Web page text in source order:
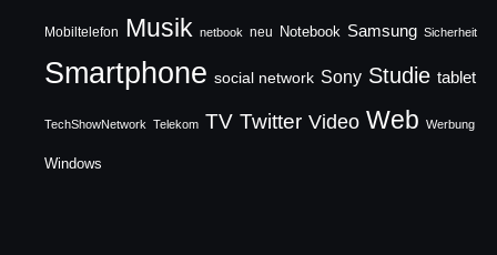
Mobiltelefon Musik netbook neu Notebook Samsung Sicherheit
Smartphone social network Sony Studie tablet
TechShowNetwork Telekom TV Twitter Video Web Werbung
Windows